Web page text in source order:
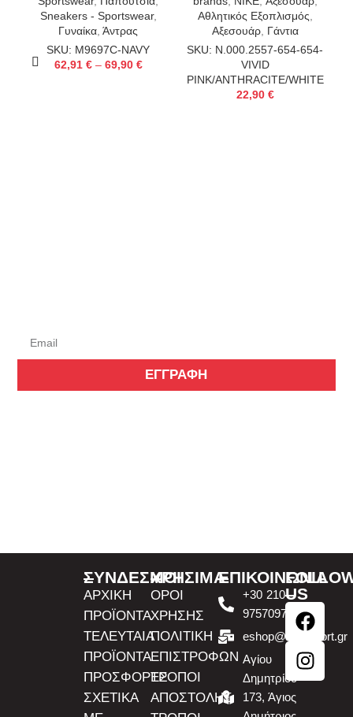
Sneakers - Sportswear,
Γυναίκα Άντρας
SKU: M9697C-NAVY
62,91 €– 69,90 €
Αθλητικός Εξοπλισμός
Αξεσουάρ, Γάντια
SKU: N.000.2557-654-654-
VIVID
PINK/ANTHRACITE/WHITE
22,90 €
ΕΓΓΡΑΦΗ
ΣΥΝΔΕΣΜΟΙ
ΑΡΧΙΚΗ
ΠΡΟΪΟΝΤΑ
ΤΕΛΕΥΤΑΙΑ
ΠΡΟΪΟΝΤΑ
ΠΡΟΣΦΟΡΕΣ
ΣΧΕΤΙΚΑ
ΧΡΗΣΙΜΑ
ΟΡΟΙ
ΧΡΗΣΗΣ
ΠΟΛΙΤΙΚΗ
ΕΠΙΣΤΡΟΦΩΝ
ΤΡΟΠΟΙ
ΑΠΟΣΤΟΛΗΣ
ΕΠΙΚΟΙΝΩΝΙΑ
+30 210
9757097
eshop@atousport.gr
Αγίου
Δημητρίου
173, Άγιος
US